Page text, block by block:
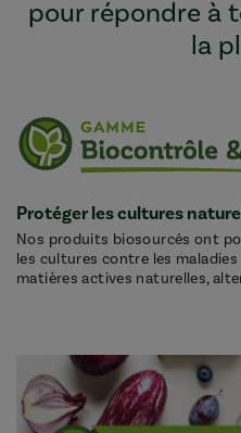
pour répondre à
la
Protéger les cultures
Nos produits biosourcés ont
les cultures contre les
matières actives naturelles,